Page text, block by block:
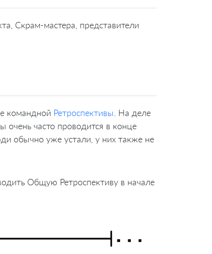
Скрам-мастера, представители
командной Ретроспективы. На деле
очень часто проводится в конце
обычно уже устали, у них также не
Общую Ретроспективу в начале